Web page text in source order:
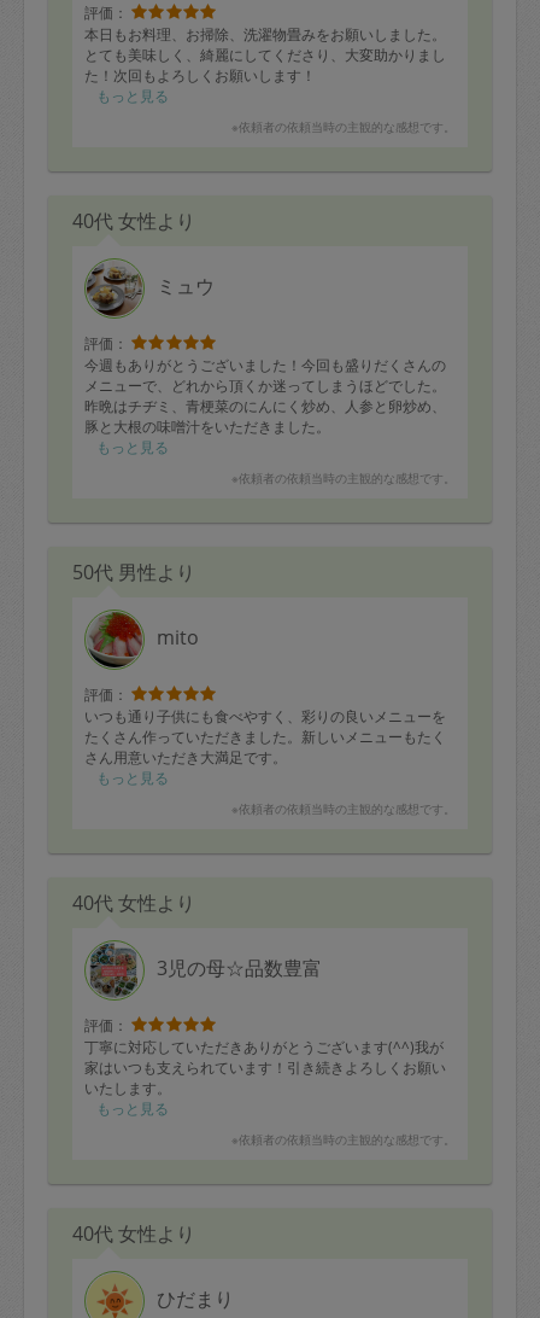
評価：
本日もお料理、お掃除、洗濯物畳みをお願いしました。
とても美味しく、綺麗にしてくださり、大変助かりまし
た！次回もよろしくお願いします！
もっと見る
※依頼者の依頼当時の主観的な感想です。
40代 女性より
ミュウ
評価：
今週もありがとうございました！今回も盛りだくさんの
メニューで、どれから頂くか迷ってしまうほどでした。
昨晩はチヂミ、青梗菜のにんにく炒め、人参と卵炒め、
豚と大根の味噌汁をいただきました。
チヂミは表面はカリッ、中はもっちりとしていて、子ど
来週も楽しみにしています。
「本日のお料理」
・ハニーレモンチキン焼き
・牛丼
・イカじゃが煮
・じゃがバター
・豚ネギチヂミ(コチュジャンと酢醤油などで)
・オニオンスープ(パンやチーズを乗せたり)
・エビイカ豆苗のマヨ炒め
・ピーマン豚バラオイスター
・豚肉とキクラゲの卵炒め
・豚バラ大根煮
・人参と卵炒め(しりしり)
・豚と大根の味噌汁
もっと見る
※依頼者の依頼当時の主観的な感想です。
50代 男性より
mito
評価：
いつも通り子供にも食べやすく、彩りの良いメニューを
たくさん作っていただきました。新しいメニューもたく
さん用意いただき大満足です。
もっと見る
※依頼者の依頼当時の主観的な感想です。
40代 女性より
3児の母☆品数豊富
評価：
丁寧に対応していただきありがとうございます(^^)我が
家はいつも支えられています！引き続きよろしくお願い
いたします。
もっと見る
※依頼者の依頼当時の主観的な感想です。
40代 女性より
ひだまり